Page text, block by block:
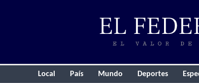
Local País Mundo Deportes